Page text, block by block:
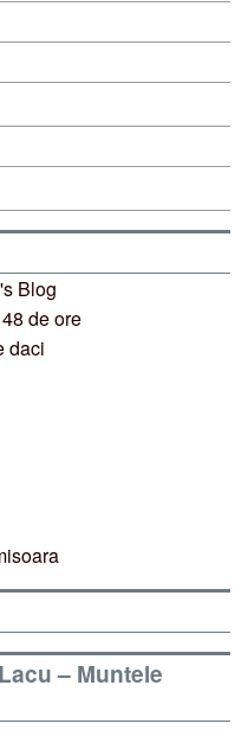
Blog
de ore
daci
– Muntele